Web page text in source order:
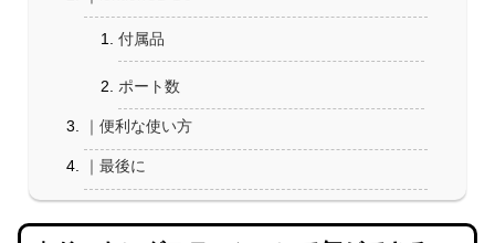
付属品
ポート数
｜便利な使い方
｜最後に